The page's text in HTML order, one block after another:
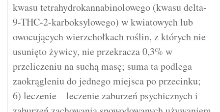
kwasu tetrahydrokannabinolowego (kwasu delta-
9-THC-2-karboksylowego) w kwiatowych lub
owocujących wierzchołkach roślin, z których nie
usunięto żywicy, nie przekracza 0,3% w
przeliczeniu na suchą masę; suma ta podlega
zaokrągleniu do jednego miejsca po przecinku;
6) leczenie – leczenie zaburzeń psychicznych i